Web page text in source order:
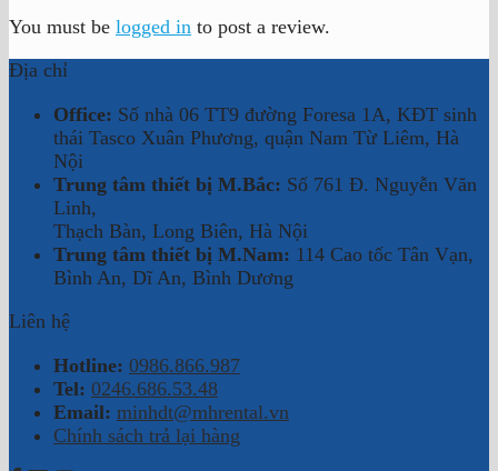
You must be logged in to post a review.
Địa chỉ
Office: Số nhà 06 TT9 đường Foresa 1A, KĐT sinh
thái Tasco Xuân Phương, quận Nam Từ Liêm, Hà
Nội
Trung tâm thiết bị M.Bắc: Số 761 Đ. Nguyễn Văn
Linh,
Thạch Bàn, Long Biên, Hà Nội
Trung tâm thiết bị M.Nam: 114 Cao tốc Tân Vạn,
Bình An, Dĩ An, Bình Dương
Liên hệ
Hotline: 0986.866.987
Tel: 0246.686.53.48
Email: minhdt@mhrental.vn
Chính sách trả lại hàng